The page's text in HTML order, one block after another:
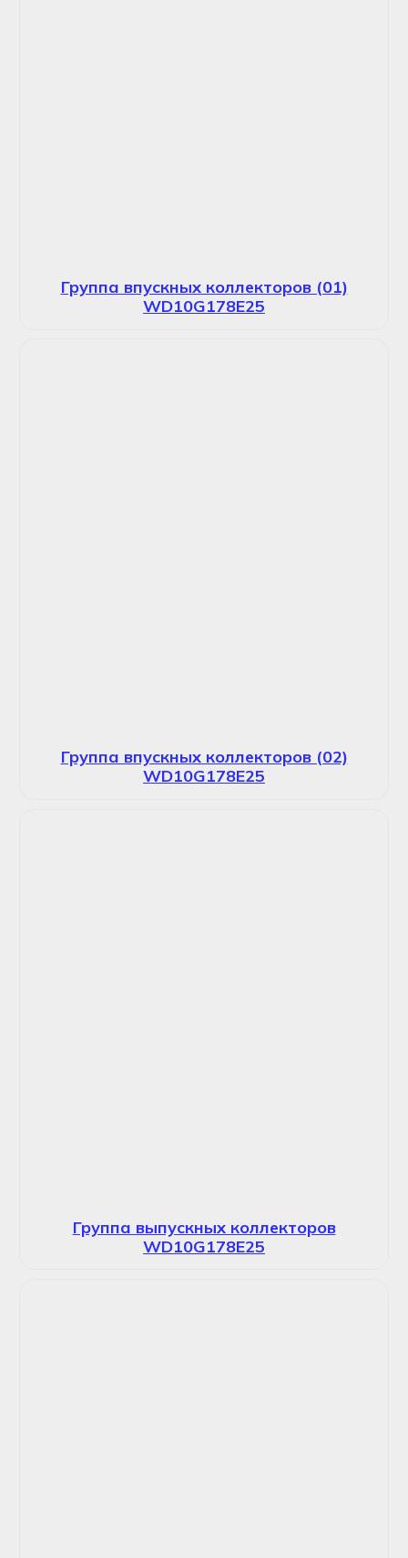
Группа впускных коллекторов (01)
WD10G178E25
Группа впускных коллекторов (02)
WD10G178E25
Группа выпускных коллекторов
WD10G178E25